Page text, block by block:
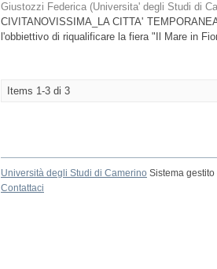
Giustozzi Federica (Universita' degli Studi di
CIVITANOVISSIMA_LA CITTA'
l'obbiettivo di riqualificare la fiera "Il Mare in
Items 1-3 di 3
Università degli Studi di Camerino Sistema
Contattaci